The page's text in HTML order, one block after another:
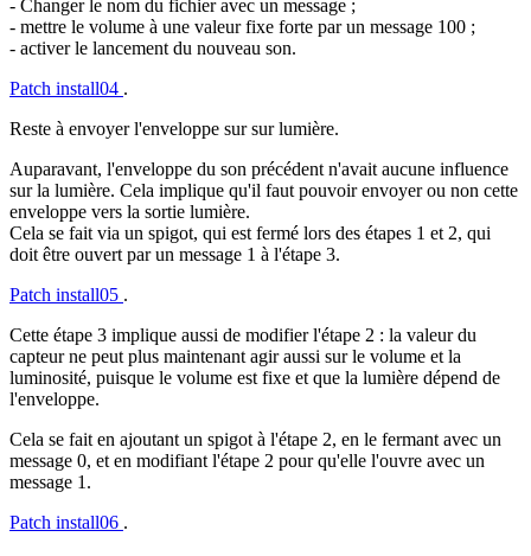
- Changer le nom du fichier avec un message ;
- mettre le volume à une valeur fixe forte par un message 100 ;
- activer le lancement du nouveau son.
Patch install04 .
Reste à envoyer l'enveloppe sur sur lumière.
Auparavant, l'enveloppe du son précédent n'avait aucune influence
sur la lumière. Cela implique qu'il faut pouvoir envoyer ou non cette
enveloppe vers la sortie lumière.
Cela se fait via un spigot, qui est fermé lors des étapes 1 et 2, qui
doit être ouvert par un message 1 à l'étape 3.
Patch install05 .
Cette étape 3 implique aussi de modifier l'étape 2 : la valeur du
capteur ne peut plus maintenant agir aussi sur le volume et la
luminosité, puisque le volume est fixe et que la lumière dépend de
l'enveloppe.
Cela se fait en ajoutant un spigot à l'étape 2, en le fermant avec un
message 0, et en modifiant l'étape 2 pour qu'elle l'ouvre avec un
message 1.
Patch install06 .